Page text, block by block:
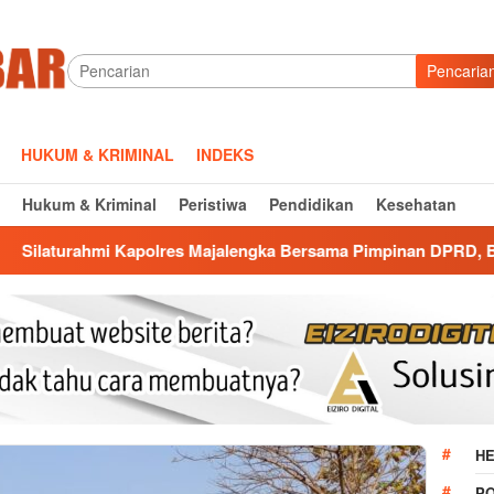
HUKUM & KRIMINAL INDEKS
Hukum & Kriminal Peristiwa Pendidikan Kesehatan
Majalengka Bersama Pimpinan DPRD, Bangun